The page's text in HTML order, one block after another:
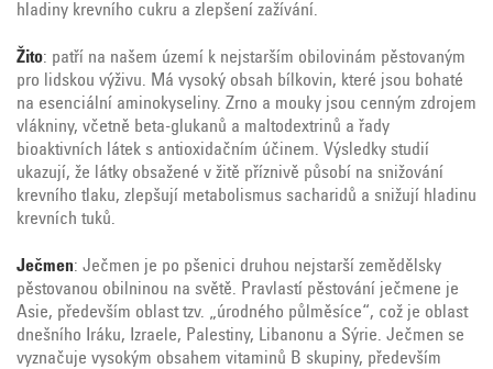
hladiny krevního cukru a zlepšení zažívání.
Žito: patří na našem území k nejstarším obilovinám pěstovaným
pro lidskou výživu. Má vysoký obsah bílkovin, které jsou bohaté
na esenciální aminokyseliny. Zrno a mouky jsou cenným zdrojem
vlákniny, včetně beta-glukanů a maltodextrinů a řady
bioaktivních látek s antioxidačním účinem. Výsledky studií
ukazují, že látky obsažené v žitě příznivě působí na snižování
krevního tlaku, zlepšují metabolismus sacharidů a snižují hladinu
krevních tuků.
Ječmen: Ječmen je po pšenici druhou nejstarší zemědělsky
pěstovanou obilninou na světě. Pravlastí pěstování ječmene je
Asie, především oblast tzv. „úrodného půlměsíce“, což je oblast
dnešního Iráku, Izraele, Palestiny, Libanonu a Sýrie. Ječmen se
vyznačuje vysokým obsahem vitaminů B skupiny, především